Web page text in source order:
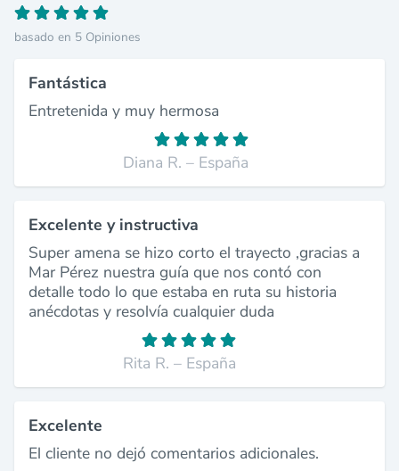
basado en 5 Opiniones
Fantástica
Entretenida y muy hermosa
Diana R. – España
Excelente y instructiva
Super amena se hizo corto el trayecto ,gracias a
Mar Pérez nuestra guía que nos contó con
detalle todo lo que estaba en ruta su historia
anécdotas y resolvía cualquier duda
Rita R. – España
Excelente
El cliente no dejó comentarios adicionales.